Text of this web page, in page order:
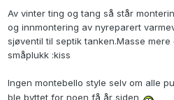
Av vinter ting og tang så står
og innmontering av nyreparert
sjøventil til septik tanken.Masse
småplukk :kiss
Ingen montebello style selv om alle
ble byttet for noen få år siden